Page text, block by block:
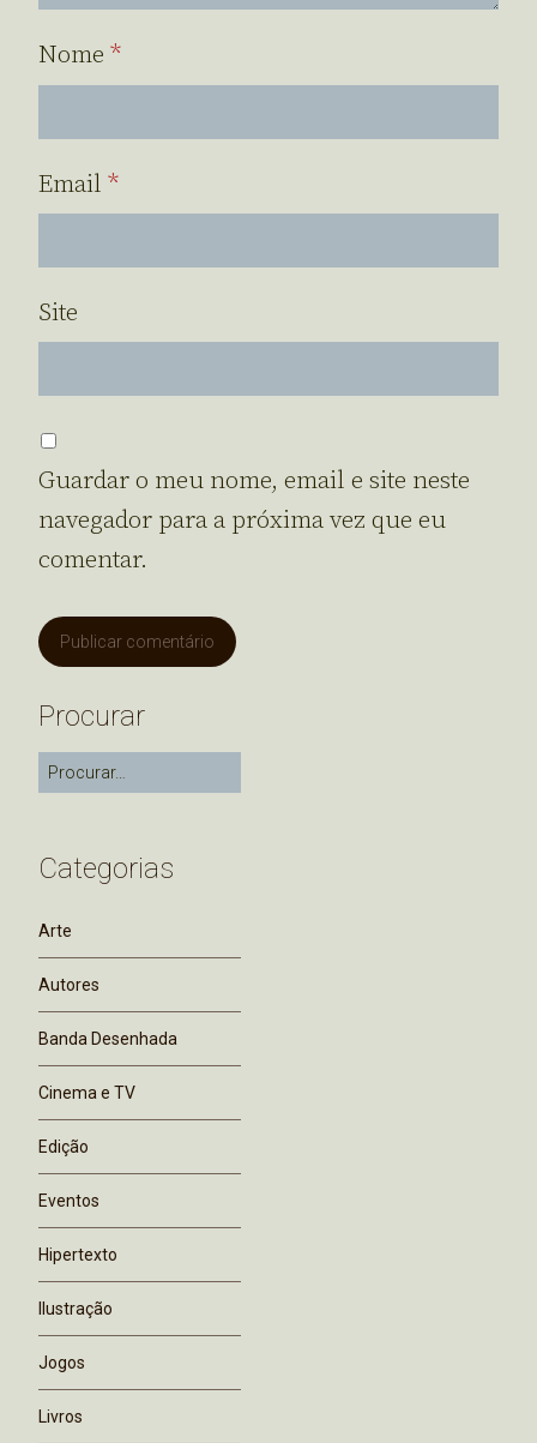
Nome *
Email *
Site
Guardar o meu nome, email e site neste
navegador para a próxima vez que eu
comentar.
Procurar
Categorias
Arte
Autores
Banda Desenhada
Cinema e TV
Edição
Eventos
Hipertexto
Ilustração
Jogos
Livros